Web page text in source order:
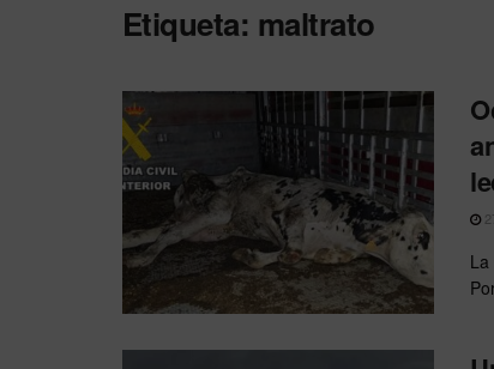
Etiqueta: maltrato